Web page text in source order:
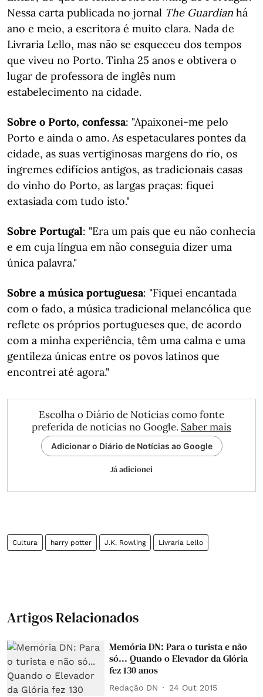
Nessa carta publicada no jornal The Guardian há
ano e meio, a escritora é muito clara. Nada de
Livraria Lello, mas não se esqueceu dos tempos
que viveu no Porto. Tinha 25 anos e obtivera o
lugar de professora de inglês num
estabelecimento na cidade.
Sobre o Porto, confessa: "Apaixonei-me pelo
Porto e ainda o amo. As espetaculares pontes da
cidade, as suas vertiginosas margens do rio, os
íngremes edifícios antigos, as tradicionais casas
do vinho do Porto, as largas praças: fiquei
extasiada com tudo isto."
Sobre Portugal: "Era um país que eu não conhecia
e em cuja língua em não conseguia dizer uma
única palavra."
Sobre a música portuguesa: "Fiquei encantada
com o fado, a música tradicional melancólica que
reflete os próprios portugueses que, de acordo
com a minha experiência, têm uma calma e uma
gentileza únicas entre os povos latinos que
encontrei até agora."
Escolha o Diário de Notícias como fonte
preferida de notícias no Google. Saber mais
Adicionar o Diário de Notícias ao Google
Já adicionei
Cultura harry potter J.K. Rowling Livraria Lello
Artigos Relacionados
Memória DN: Para o turista e não
só... Quando o Elevador da Glória
fez 130 anos
Redação DN 24 Out 2015